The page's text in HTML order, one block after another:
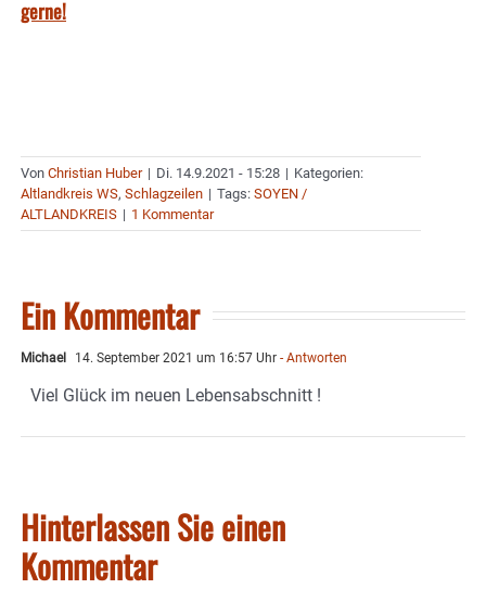
gerne!
Von Christian Huber | Di. 14.9.2021 - 15:28 | Kategorien:
Altlandkreis WS, Schlagzeilen | Tags: SOYEN /
ALTLANDKREIS | 1 Kommentar
Ein Kommentar
Michael 14. September 2021 um 16:57 Uhr - Antworten
Viel Glück im neuen Lebensabschnitt !
Hinterlassen Sie einen
Kommentar